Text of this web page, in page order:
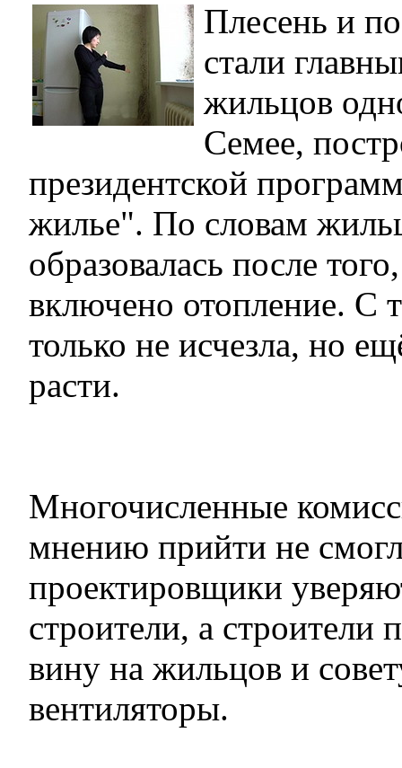
Плесень и
стали
жильцов
Семее,
президентской
жилье". По словам
образовалась после
включено отопление. С
только не исчезла, но
расти.
Многочисленные
мнению прийти не
проектировщики
строители, а строители
вину на жильцов и
вентиляторы.